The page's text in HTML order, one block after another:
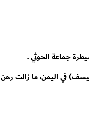
جماعة الحوثي .
في اليمن، ما زالت رهن